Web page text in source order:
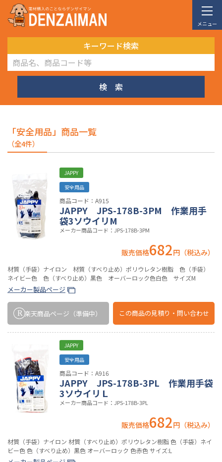
メニュー
キーワード検索
検 索
「安全用品」商品一覧
（全4件）
JAPPY
安全用品
商品コード：A915
JAPPY JPS-178B-3PM 作業用手
袋3ソウイリM
メーカー商品コード：JPS-178B-3PM
販売価格682円（税込み）
材質（手袋）ナイロン 材質（すべり止め）ポリウレタン樹脂 色（手袋）
ネイビー色 色（すべり止め）黒色 オーバーロック色白色 サイズM
メーカー製品ページ
楽天商品ページ （準備中） この商品の見積り・問い合わせ
JAPPY
安全用品
商品コード：A916
JAPPY JPS-178B-3PL 作業用手袋
3ソウイリＬ
メーカー商品コード：JPS-178B-3PL
販売価格682円（税込み）
材質（手袋）ナイロン 材質（すべり止め）ポリウレタン樹脂 色（手袋）ネイ
ビー色 色（すべり止め）黒色 オーバーロック 色赤色 サイズ:L